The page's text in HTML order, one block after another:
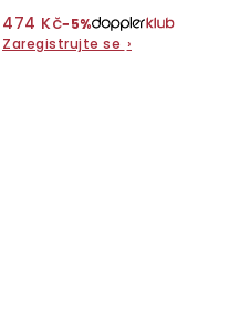
474 Kč−5%
Zaregistrujte se ›